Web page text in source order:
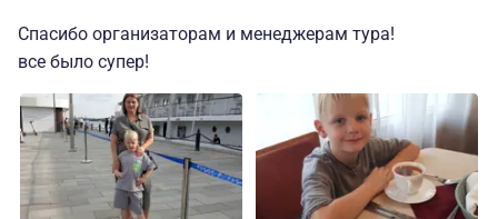
Спасибо организаторам и менеджерам тура!
все было супер!